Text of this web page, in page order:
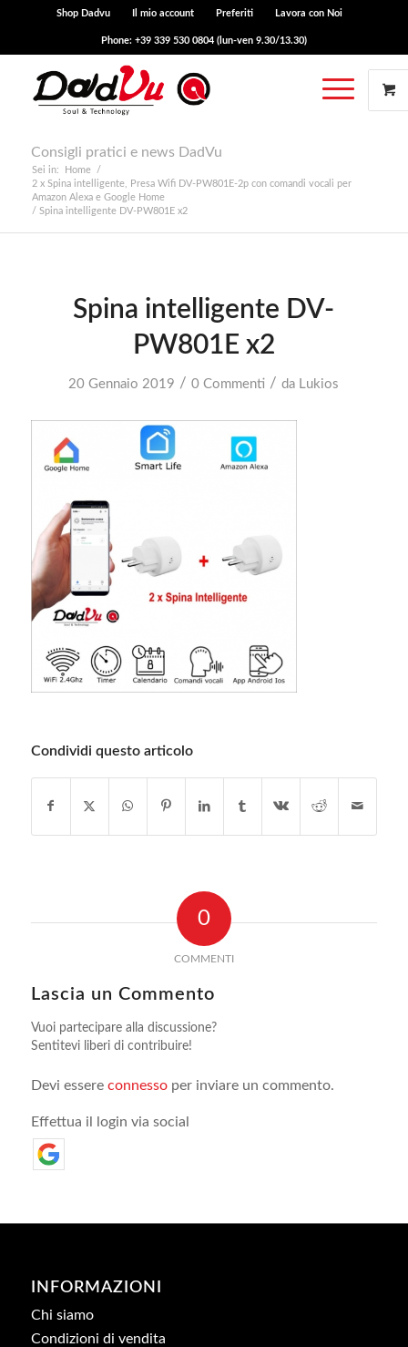
Shop Dadvu Il mio account Preferiti Lavora con Noi
Phone: +39 339 530 0804 (lun-ven 9.30/13.30)
Consigli pratici e news DadVu
Sei in: Home
/
2 x Spina intelligente, Presa Wifi DV-PW801E-2p con comandi vocali per
Amazon Alexa e Google Home
/ Spina intelligente DV-PW801E x2
Spina intelligente DV-
PW801E x2
20 Gennaio 2019 / 0 Commenti / da Lukios
Condividi questo articolo
0
COMMENTI
Lascia un Commento
Vuoi partecipare alla discussione?
Sentitevi liberi di contribuire!
Devi essere connessoper inviare un commento.
Effettua il login via social
INFORMAZIONI
Chi siamo
Condizioni di vendita